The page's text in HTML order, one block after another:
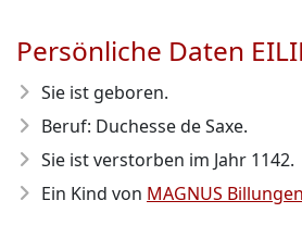
Persönliche Daten
Sie ist geboren.
Beruf: Duchesse de Saxe.
Sie ist verstorben im Jahr 1142.
Ein Kind von MAGNUS